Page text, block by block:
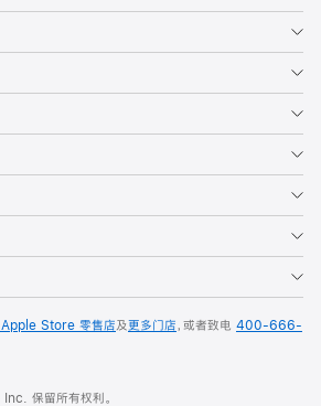
Apple Store 零售店及更多门店，或者致电 400-666-
保留所有权利。